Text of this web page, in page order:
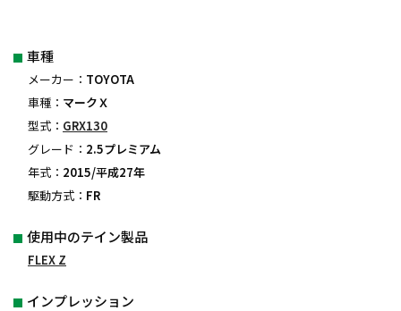
車種
メーカー： TOYOTA
車種： マークＸ
型式： GRX130
グレード： 2.5プレミアム
年式： 2015/平成27年
駆動方式： FR
使用中のテイン製品
FLEX Z
インプレッション